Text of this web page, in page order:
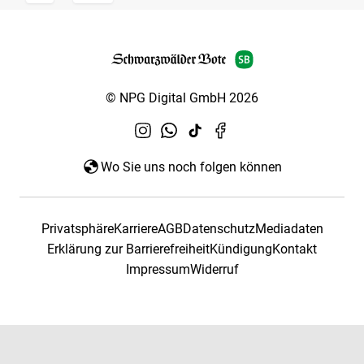
© NPG Digital GmbH 2026
Wo Sie uns noch folgen können
PrivatsphäreKarriereAGBDatenschutzMediadaten
Erklärung zur BarrierefreiheitKündigungKontakt
ImpressumWiderruf